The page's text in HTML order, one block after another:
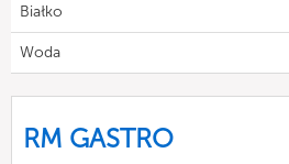
Białko
Woda
RM GASTRO